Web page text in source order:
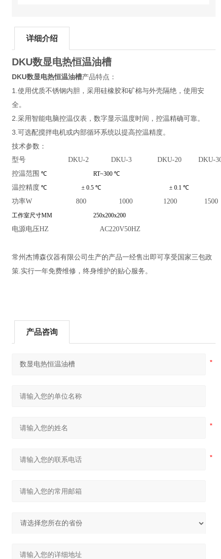
详细介绍
DKU数显电热恒温油槽
DKU数显电热恒温油槽产品特点：
1.使用优质不锈钢内胆，采用硅橡胶和矿棉与外壳隔绝，使用安
全。
2.采用智能电脑控温仪表，数字显示温度时间，控温精确可靠。
3.可选配搅拌电机或内部循环系统以提高控温精度。
技术参数：
型号 DKU-2 DKU-3 DKU-20
DKU-
控温范围 ℃ RT~300 ℃
温控精度℃ ± 0.5℃ ± 0.1℃
功率W 800 1000 1200 1500
工作室尺寸MM 250x200x200
电源电压HZ AC220V50HZ
常州杰博森仪器有限公司生产的产品一经售出即可享受国家三包政
策.实行一年免费维修，终身维护的贴心服务。
产品咨询